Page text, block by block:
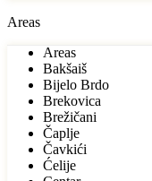
Areas
Areas
Bakšaiš
Bijelo Brdo
Brekovica
Brežičani
Čaplje
Čavkići
Ćelije